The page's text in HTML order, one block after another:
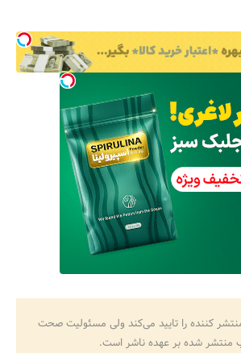
کننده را تایید می‌کند ولی مسئولیت صحت
منتشر شده بر عهده ناشر است.